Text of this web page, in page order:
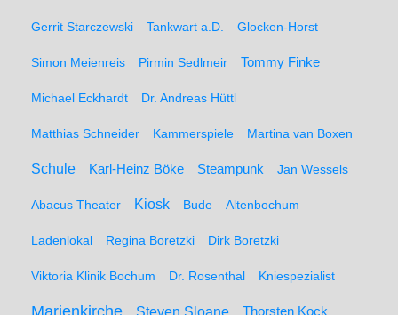
Gerrit Starczewski Tankwart a.D. Glocken-Horst
Simon Meienreis Pirmin Sedlmeir Tommy Finke
Michael Eckhardt Dr. Andreas Hüttl
Matthias Schneider Kammerspiele Martina van Boxen
Schule Karl-Heinz Böke Steampunk Jan Wessels
Abacus Theater Kiosk Bude Altenbochum
Ladenlokal Regina Boretzki Dirk Boretzki
Viktoria Klinik Bochum Dr. Rosenthal Kniespezialist
Marienkirche Steven Sloane Thorsten Kock